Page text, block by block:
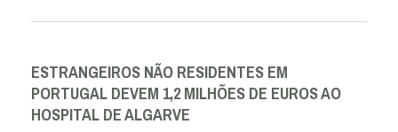
ESTRANGEIROS NÃO RESIDENTES EM
PORTUGAL DEVEM 1,2 MILHÕES DE EUROS AO
HOSPITAL DE ALGARVE